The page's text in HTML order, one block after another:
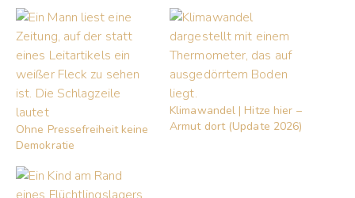
Ohne Pressefreiheit keine
Demokratie
Klimawandel | Hitze hier –
Armut dort (Update 2026)